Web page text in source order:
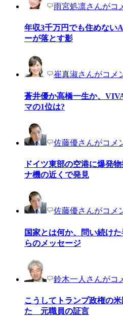
雨宮処凛さんがコ
年収3千万円でも住めな
ーが落とす影
崔真淑さんがコメ
蒼井優か高橋一生か、
マの1位は?
佐藤優さんがコメ
ドイツ東部の空港に爆発
ナ機の近くで発見
佐藤優さんがコメ
国家とは何か、問い続け
らのメッセージ
鈴木一人さんがコ
こうしてトランプ政権の
た 元職員の証言